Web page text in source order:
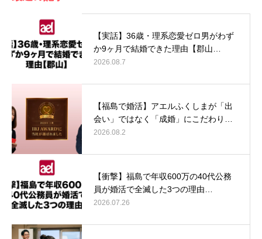
【実話】36歳・理系恋愛ゼロ男がわず
か9ヶ月で結婚できた理由【郡山…
2026.08.7
【福島で婚活】アエルふくしまが「出
会い」ではなく「成婚」にこだわり…
2026.08.2
【衝撃】福島で年収600万の40代公務
員が婚活で全滅した3つの理由…
2026.07.26